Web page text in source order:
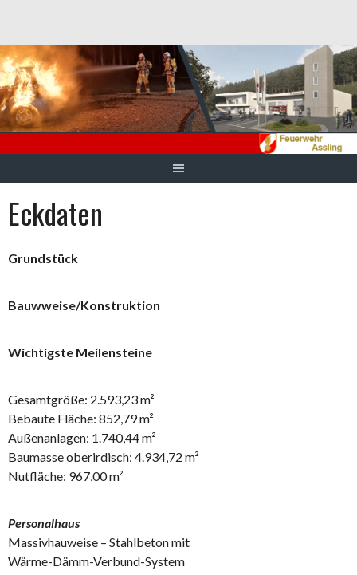
Inhalt
Eckdaten
Grundstück
Bauwweise/Konstruktion
Wichtigste Meilensteine
Gesamtgröße: 2.593,23 m²
Bebaute Fläche: 852,79 m²
Außenanlagen: 1.740,44 m²
Baumasse oberirdisch: 4.934,72 m²
Nutfläche: 967,00 m²
Personalhaus
Massivhauweise – Stahlbeton mit
Wärme-Dämm-Verbund-System